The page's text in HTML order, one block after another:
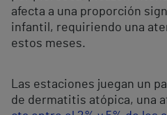
afecta a una proporción
infantil, requiriendo una
estos meses.
Las estaciones juegan un
de dermatitis atópica, una